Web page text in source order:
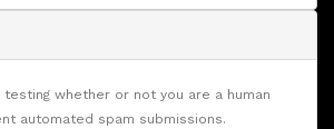
whether or not you are a human
automated spam submissions.